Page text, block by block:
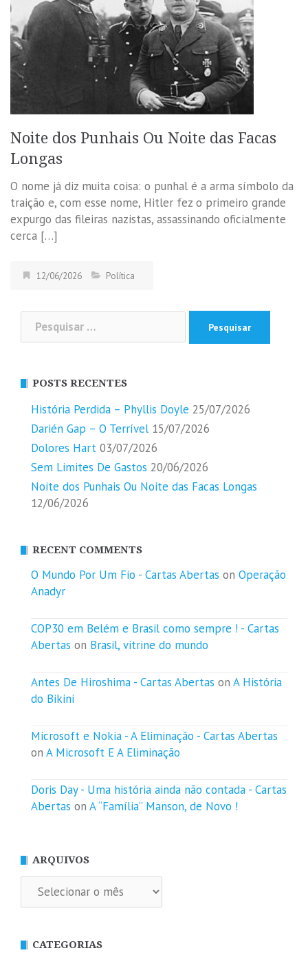
Noite dos Punhais Ou Noite das Facas
Longas
O nome já diz muita coisa: o punhal é a arma símbolo da
traição e, com esse nome, Hitler fez o primeiro grande
expurgo das fileiras nazistas, assassinando oficialmente
cerca […]
12/06/2026 Política
Pesquisar
por:
POSTS RECENTES
História Perdida – Phyllis Doyle 25/07/2026
Darién Gap – O Terrível 15/07/2026
Dolores Hart 03/07/2026
Sem Limites De Gastos 20/06/2026
Noite dos Punhais Ou Noite das Facas Longas
12/06/2026
RECENT COMMENTS
O Mundo Por Um Fio - Cartas Abertas on Operação
Anadyr
COP30 em Belém e Brasil como sempre ! - Cartas
Abertas on Brasil, vitrine do mundo
Antes De Hiroshima - Cartas Abertas on A História
do Bikini
Microsoft e Nokia - A Eliminação - Cartas Abertas
on A Microsoft E A Eliminação
Doris Day - Uma história ainda não contada - Cartas
Abertas on A “Família” Manson, de Novo !
ARQUIVOS
Arquivos
CATEGORIAS